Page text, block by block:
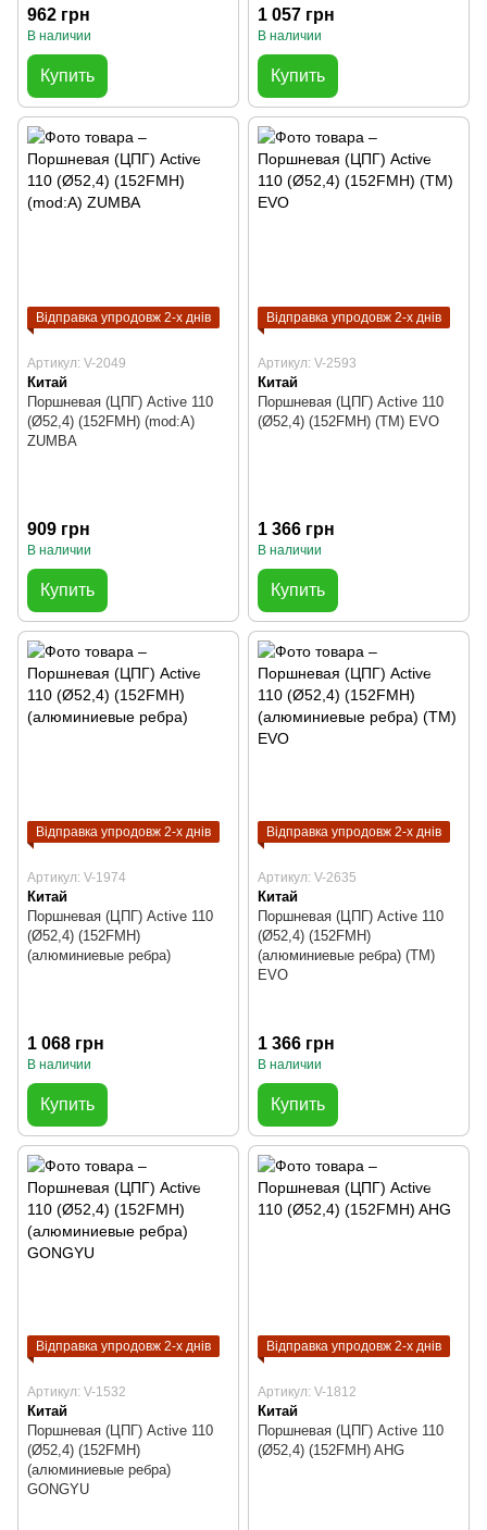
962 грн
В наличии
Купить
1 057 грн
В наличии
Купить
Відправка упродовж 2-х днів
Артикул: V-2049
Китай
Поршневая (ЦПГ) Active 110
(Ø52,4) (152FMH) (mod:A)
ZUMBA
909 грн
В наличии
Купить
Відправка упродовж 2-х днів
Артикул: V-2593
Китай
Поршневая (ЦПГ) Active 110
(Ø52,4) (152FMH) (TM) EVO
1 366 грн
В наличии
Купить
Відправка упродовж 2-х днів
Артикул: V-1974
Китай
Поршневая (ЦПГ) Active 110
(Ø52,4) (152FMH)
(алюминиевые ребра)
1 068 грн
В наличии
Купить
Відправка упродовж 2-х днів
Артикул: V-2635
Китай
Поршневая (ЦПГ) Active 110
(Ø52,4) (152FMH)
(алюминиевые ребра) (TM)
EVO
1 366 грн
В наличии
Купить
Відправка упродовж 2-х днів
Артикул: V-1532
Китай
Поршневая (ЦПГ) Active 110
(Ø52,4) (152FMH)
(алюминиевые ребра)
GONGYU
Відправка упродовж 2-х днів
Артикул: V-1812
Китай
Поршневая (ЦПГ) Active 110
(Ø52,4) (152FMH) AHG